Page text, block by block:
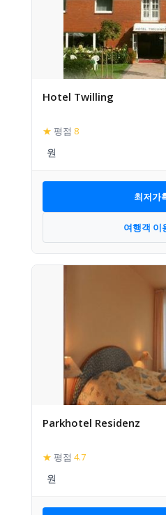
Hotel Twilling
★ 평점 8
최저가
여행객 이
Parkhotel Residenz
★ 평점 4.7